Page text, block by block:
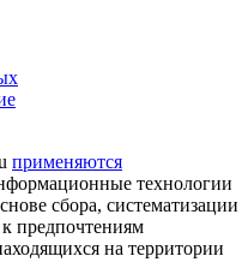
применяются
технологии
сбора, систематизации
предпочтениям
на территории